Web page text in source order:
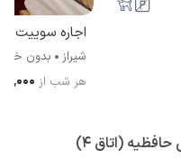
اجاره سوییت شمس
شیراز
بدون
هر شب از
(اتاق 4)